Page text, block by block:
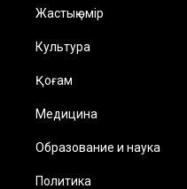
Жастық өмір
Культура
Қоғам
Медицина
Образование и наука
Политика